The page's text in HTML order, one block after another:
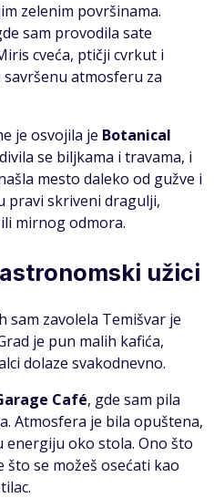
zelenim površinama.
sam provodila sate
cveća, ptičji cvrkut i
atmosferu za
je osvojila je Botanical
se biljkama i travama, i
mesto daleko od gužve i
pravi skriveni dragulji,
mirnog odmora.
užici
sam zavolela Temišvar je
je pun malih kafića,
dolaze svakodnevno.
Café, gde sam pila
Atmosfera je bila opuštena,
oko stola. Ono što
što se možeš osećati kao